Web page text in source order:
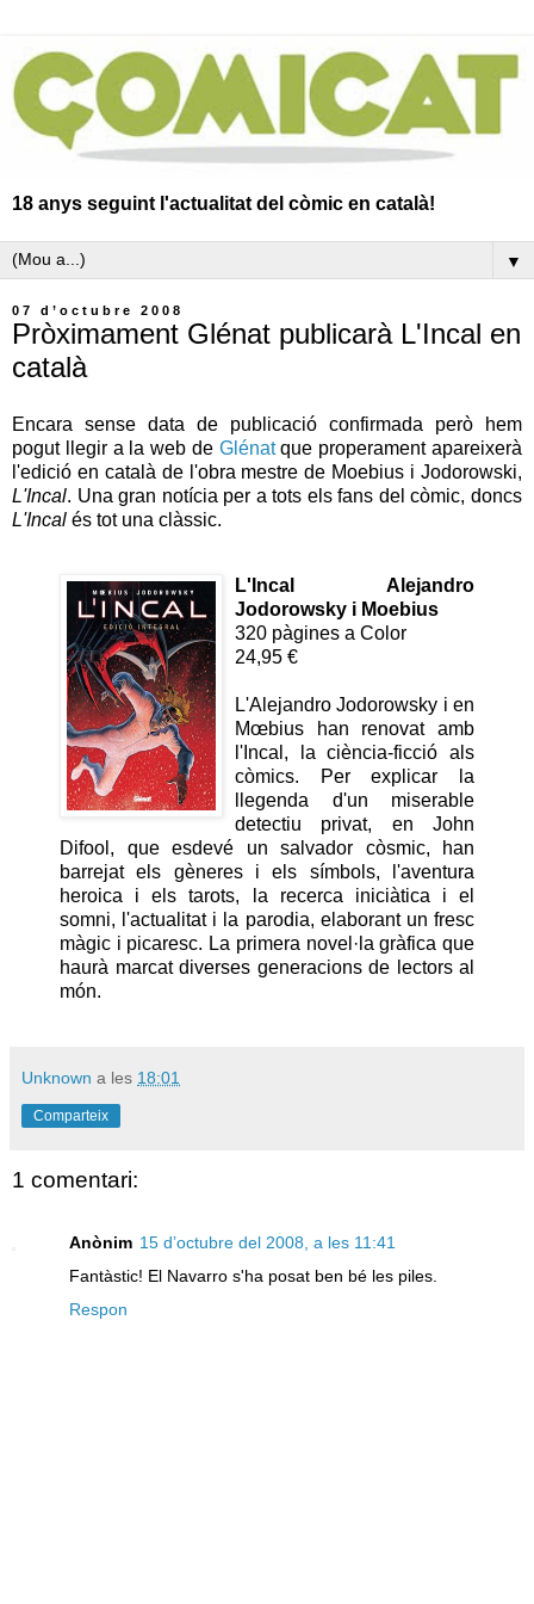
18 anys seguint l'actualitat del còmic en català!
▼
07 d’octubre 2008
Pròximament Glénat publicarà L'Incal en
català
Encara sense data de publicació confirmada però hem
pogut llegir a la web de Glénatque properament apareixerà
l'edició en català de l'obra mestre de Moebius i Jodorowski,
L'Incal. Una gran notícia per a tots els fans del còmic, doncs
L'Incal és tot una clàssic.
L'Incal
Alejandro
Jodorowsky i Moebius
320 pàgines a Color
24,95 €
L'Alejandro Jodorowsky i en
Mœbius han renovat amb
l'Incal, la ciència-ficció als
còmics. Per explicar la
llegenda d'un miserable
detectiu privat, en John
Difool, que esdevé un salvador còsmic, han
barrejat els gèneres i els símbols, l'aventura
heroica i els tarots, la recerca iniciàtica i el
somni, l'actualitat i la parodia, elaborant un fresc
màgic i picaresc. La primera novel·la gràfica que
haurà marcat diverses generacions de lectors al
món.
Unknown a les 18:01
Comparteix
1 comentari:
Anònim 15 d’octubre del 2008, a les 11:41
Fantàstic! El Navarro s'ha posat ben bé les piles.
Respon